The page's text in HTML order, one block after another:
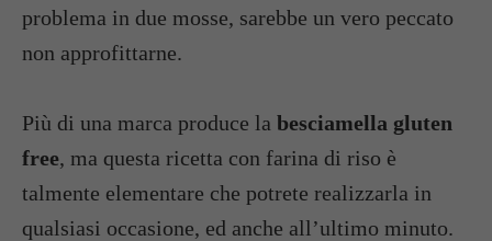
problema in due mosse, sarebbe un vero peccato
non approfittarne.
Più di una marca produce la besciamella gluten
free, ma questa ricetta con farina di riso è
talmente elementare che potrete realizzarla in
qualsiasi occasione, ed anche all’ultimo minuto.